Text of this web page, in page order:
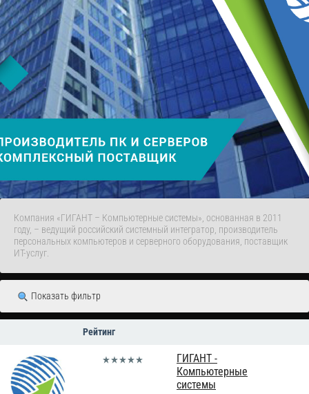
Компания «ГИГАНТ – Компьютерные системы», основанная в 2011
году, – ведущий российский системный интегратор, производитель
персональных компьютеров и серверного оборудования, поставщик
ИТ-услуг.
Показать фильтр
Рейтинг
ГИГАНТ -
Компьютерные
системы